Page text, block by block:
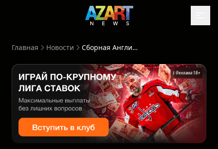
Главная Новости Сборная Англии вернула часть краденого снаряжения, которое утащили прямо из фургона в Канзас-Сити
Реклама 18+